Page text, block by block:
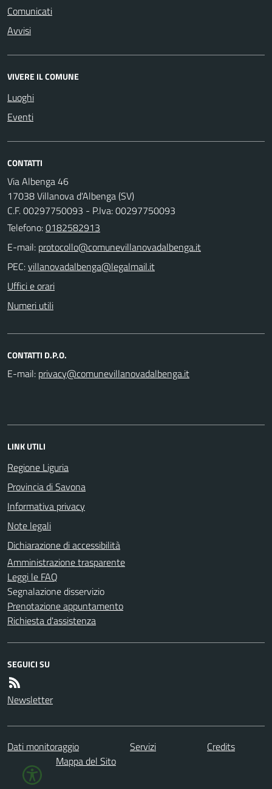
Comunicati
Avvisi
VIVERE IL COMUNE
Luoghi
Eventi
CONTATTI
Via Albenga 46
17038 Villanova d'Albenga (SV)
C.F. 00297750093 - P.Iva: 00297750093
Telefono:0182582913
E-mail:
PEC:
Uffici e orari
Numeri utili
CONTATTI D.P.O.
E-mail:
LINK UTILI
Regione Liguria
Provincia di Savona
Informativa privacy
Note legali
Dichiarazione di accessibilità
Amministrazione trasparente
Leggi le FAQ
Segnalazione disservizio
Prenotazione appuntamento
Richiesta d'assistenza
SEGUICI SU
Newsletter
Dati monitoraggio Servizi
Credits
Mappa del Sito